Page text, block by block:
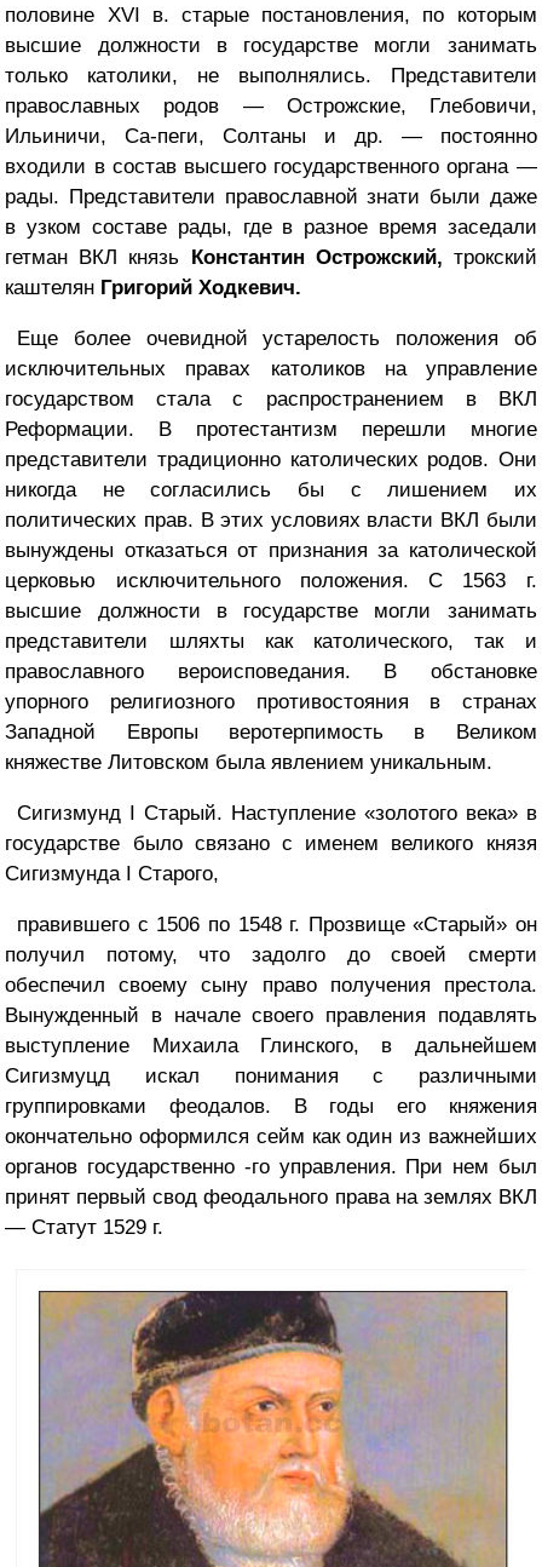
половине XVI в. старые постановления, по которым
высшие должности в государстве могли занимать
только католики, не выполнялись. Представители
православных родов — Острожские, Глебовичи,
Ильиничи, Са-пеги, Солтаны и др. — постоянно
входили в состав высшего государственного органа —
рады. Представители православной знати были даже
в узком составе рады, где в разное время заседали
гетман ВКЛ князь Константин Острожский, трокский
каштелян Григорий Ходкевич.
Еще более очевидной устарелость положения об
исключительных правах католиков на управление
государством стала с распространением в ВКЛ
Реформации. В протестантизм перешли многие
представители традиционно католических родов. Они
никогда не согласились бы с лишением их
политических прав. В этих условиях власти ВКЛ были
вынуждены отказаться от признания за католической
церковью исключительного положения. С 1563 г.
высшие должности в государстве могли занимать
представители шляхты как католического, так и
православного вероисповедания. В обстановке
упорного религиозного противостояния в странах
Западной Европы веротерпимость в Великом
княжестве Литовском была явлением уникальным.
Сигизмунд І Старый. Наступление «золотого века» в
государстве было связано с именем великого князя
Сигизмунда І Старого,
правившего с 1506 по 1548 г. Прозвище «Старый» он
получил потому, что задолго до своей смерти
обеспечил своему сыну право получения престола.
Вынужденный в начале своего правления подавлять
выступление Михаила Глинского, в дальнейшем
Сигизмуцд искал понимания с различными
группировками феодалов. В годы его княжения
окончательно оформился сейм как один из важнейших
органов государственно -го управления. При нем был
принят первый свод феодального права на землях ВКЛ
— Статут 1529 г.